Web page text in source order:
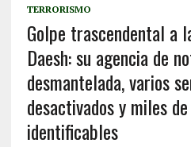
TERRORISMO
Golpe trascendental a
Daesh: su agencia de
desmantelada, varios
desactivados y miles
identificables